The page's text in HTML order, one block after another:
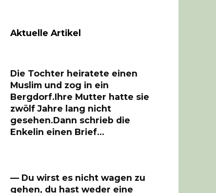
Aktuelle Artikel
Die Tochter heiratete einen
Muslim und zog in ein
Bergdorf.Ihre Mutter hatte sie
zwölf Jahre lang nicht
gesehen.Dann schrieb die
Enkelin einen Brief…
— Du wirst es nicht wagen zu
gehen, du hast weder eine